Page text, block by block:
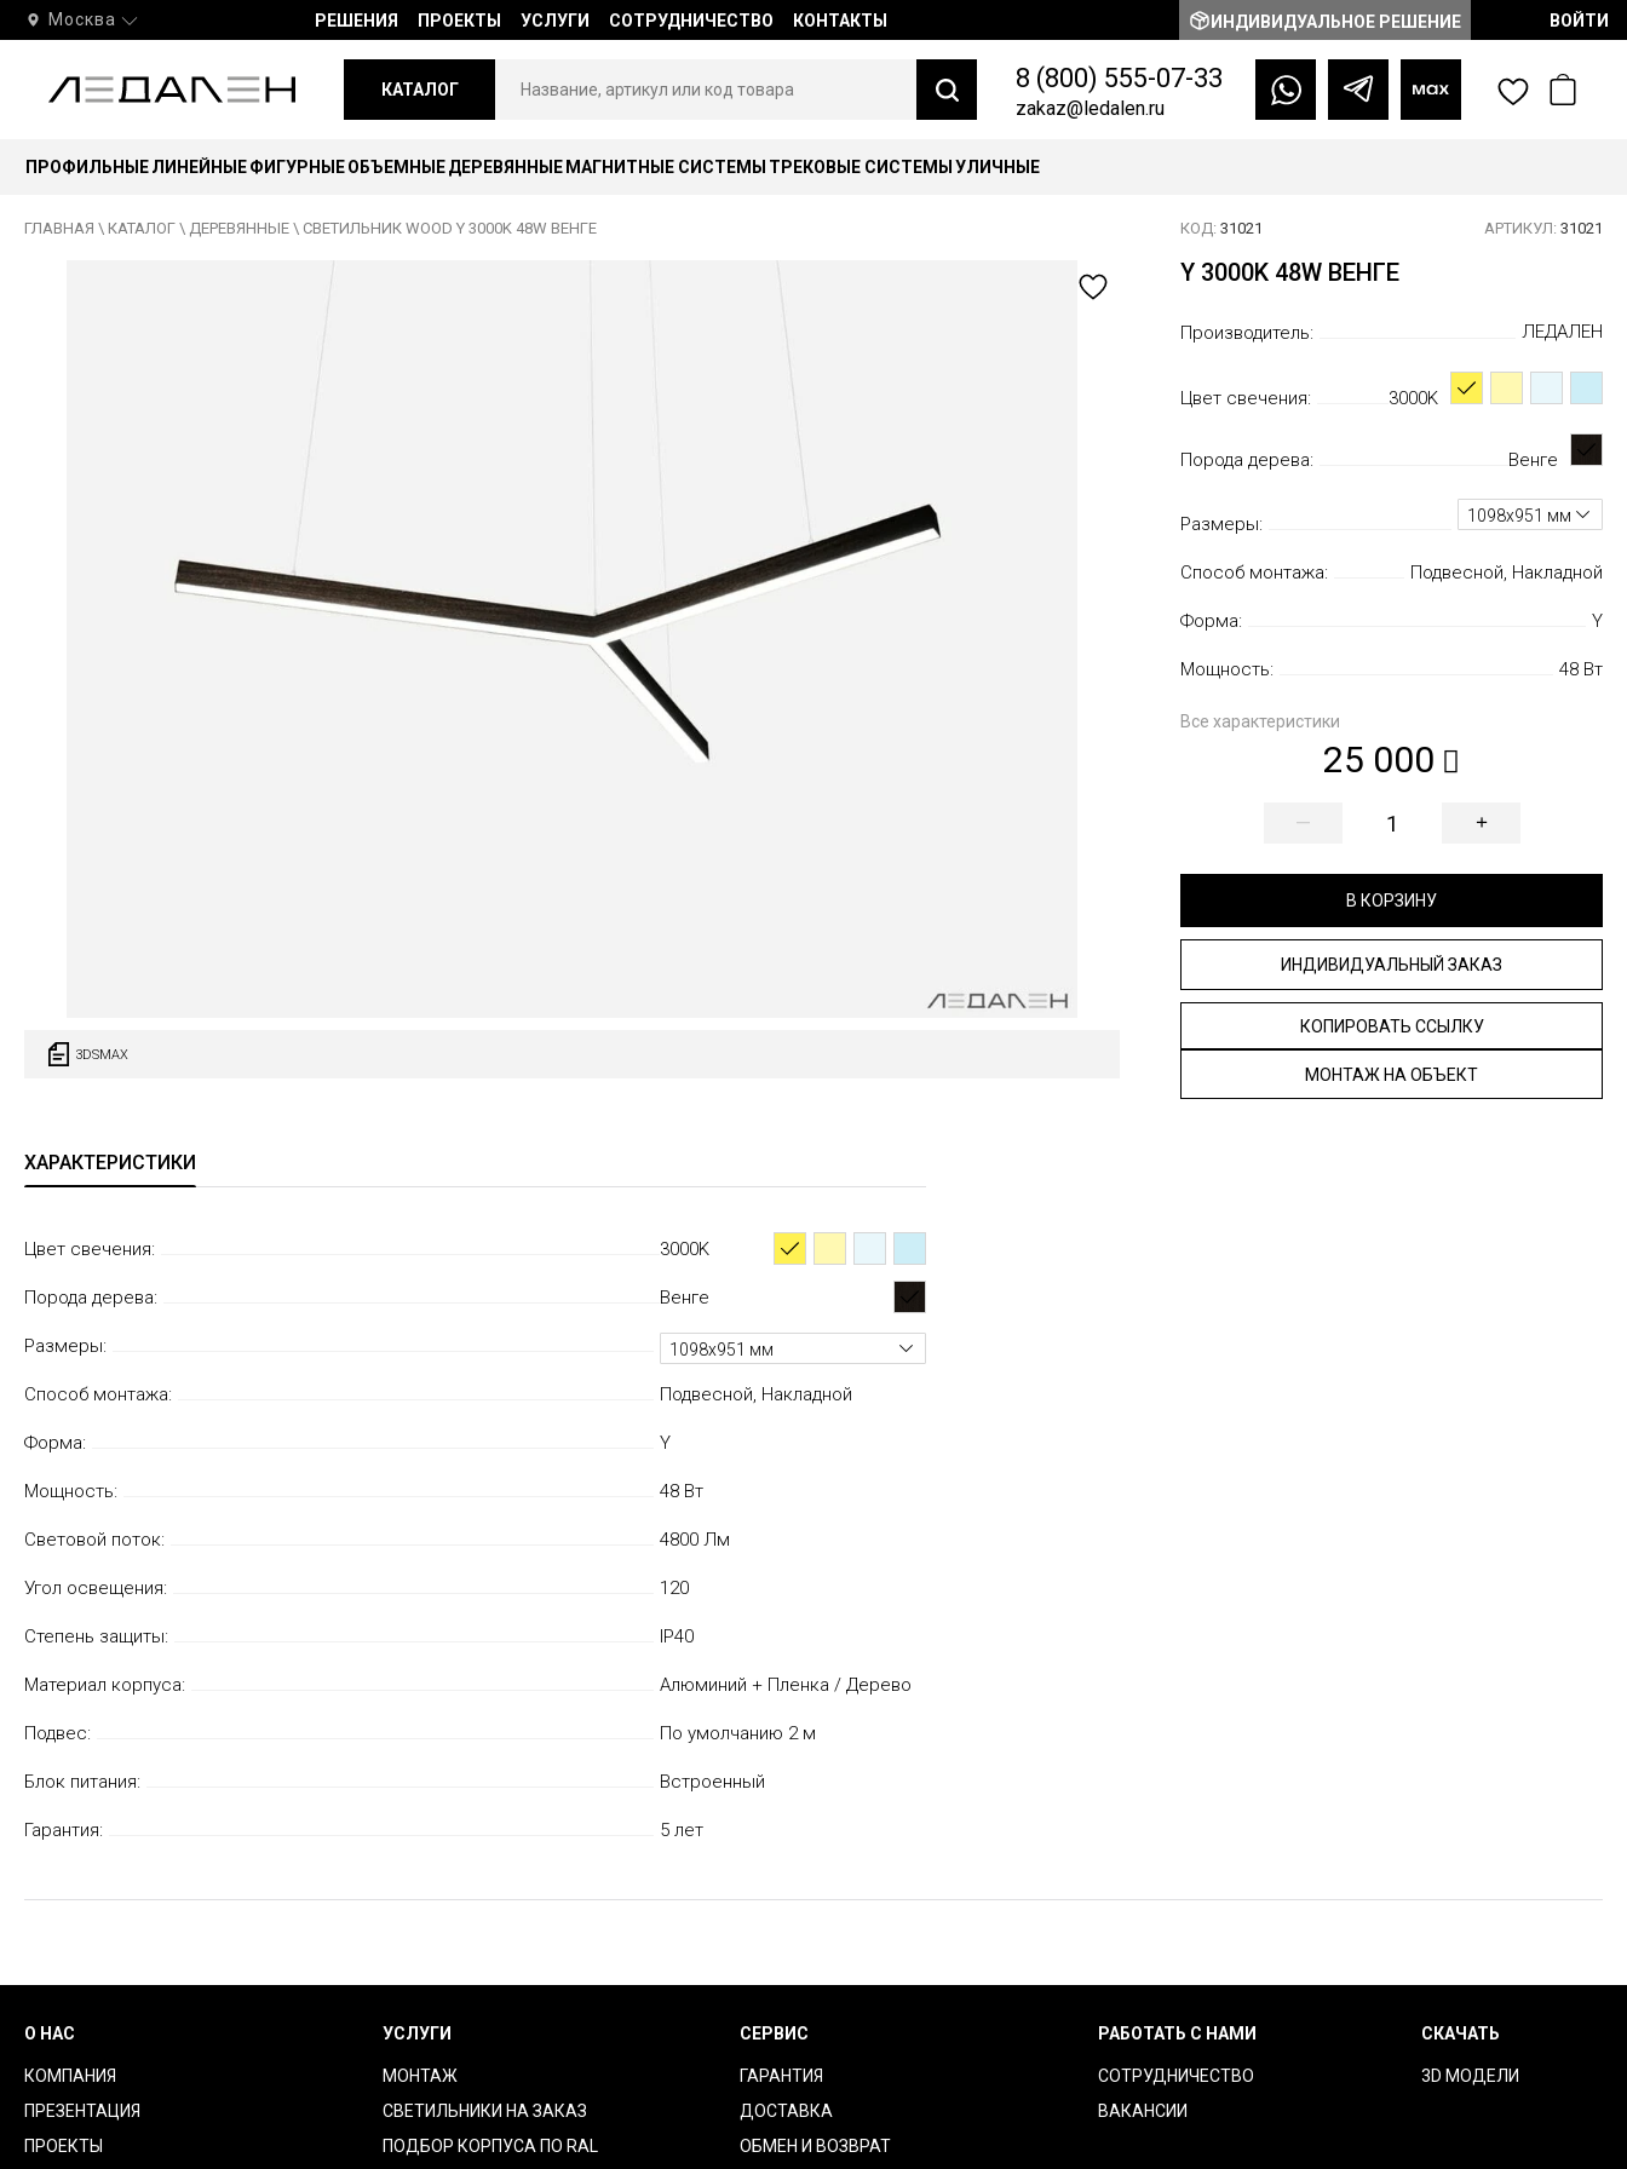
Москва РЕШЕНИЯ ПРОЕКТЫ УСЛУГИ СОТРУДНИЧЕСТВО КОНТАКТЫ ИНДИВИДУАЛЬНОЕ РЕШЕНИЕ ВОЙТИ
КАТАЛОГ 8 (800) 555-07-33
zakaz@ledalen.ru
ПРОФИЛЬНЫЕЛИНЕЙНЫЕФИГУРНЫЕОБЪЕМНЫЕДЕРЕВЯННЫЕ МАГНИТНЫЕ СИСТЕМЫ ТРЕКОВЫЕ СИСТЕМЫ УЛИЧНЫЕ
ГЛАВНАЯ \ КАТАЛОГ \ ДЕРЕВЯННЫЕ \ СВЕТИЛЬНИК WOOD Y 3000K 48W ВЕНГЕ КОД: 31021 АРТИКУЛ: 31021
3DSMAX
Y 3000K 48W ВЕНГЕ
Производитель: ЛЕДАЛЕН
Цвет свечения: 3000K
Порода дерева: Венге
Размеры: 1098х951 мм
Способ монтажа: Подвесной, Накладной
Форма: Y
Мощность: 48 Вт
Все характеристики
25 000
— +
В КОРЗИНУ
ИНДИВИДУАЛЬНЫЙ ЗАКАЗ
КОПИРОВАТЬ ССЫЛКУ
МОНТАЖ НА ОБЪЕКТ
ХАРАКТЕРИСТИКИ
Цвет свечения: 3000K
Порода дерева: Венге
Размеры: 1098х951 мм
Способ монтажа: Подвесной, Накладной
Форма: Y
Мощность: 48 Вт
Световой поток: 4800 Лм
Угол освещения: 120
Степень защиты: IP40
Материал корпуса: Алюминий + Пленка / Дерево
Подвес: По умолчанию 2 м
Блок питания: Встроенный
Гарантия: 5 лет
О НАС
КОМПАНИЯ
ПРЕЗЕНТАЦИЯ
ПРОЕКТЫ
УСЛУГИ
МОНТАЖ
СВЕТИЛЬНИКИ НА ЗАКАЗ
ПОДБОР КОРПУСА ПО RAL
СЕРВИС
ГАРАНТИЯ
ДОСТАВКА
ОБМЕН И ВОЗВРАТ
РАБОТАТЬ С НАМИ
СОТРУДНИЧЕСТВО
ВАКАНСИИ
СКАЧАТЬ
3D МОДЕЛИ